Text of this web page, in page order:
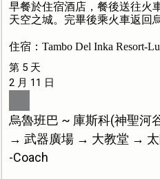
早餐於住宿酒店，餐後送往火
天空之城。完畢後乘火車返回
住宿：Tambo Del Inka Resort-
第 5 天
2 月 11 日
烏魯班巴 ~ 庫斯科(神聖
→ 武器廣場 → 大教堂 → 太
-Coach